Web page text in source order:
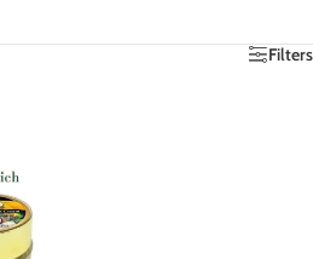
Filters